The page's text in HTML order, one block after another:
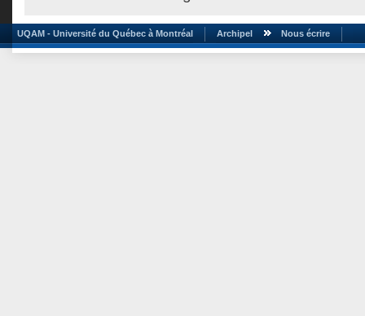
UQAM - Université du Québec à Montréal Archipel Nous écrire